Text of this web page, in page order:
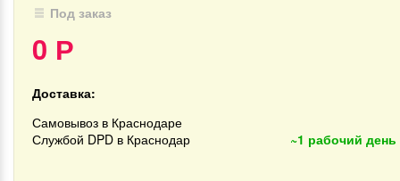
Под заказ
0 Р
Доставка:
Самовывоз в Краснодаре
Службой DPD в Краснодар
~1 рабочий день